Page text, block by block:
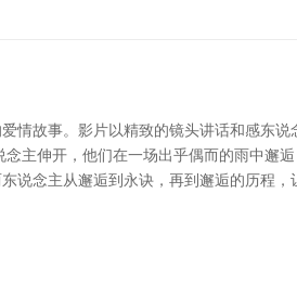
情故事。影片以精致的镜头讲话和感东
主伸开，他们在一场出乎偶而的雨中邂
说念主从邂逅到永诀，再到邂逅的历程